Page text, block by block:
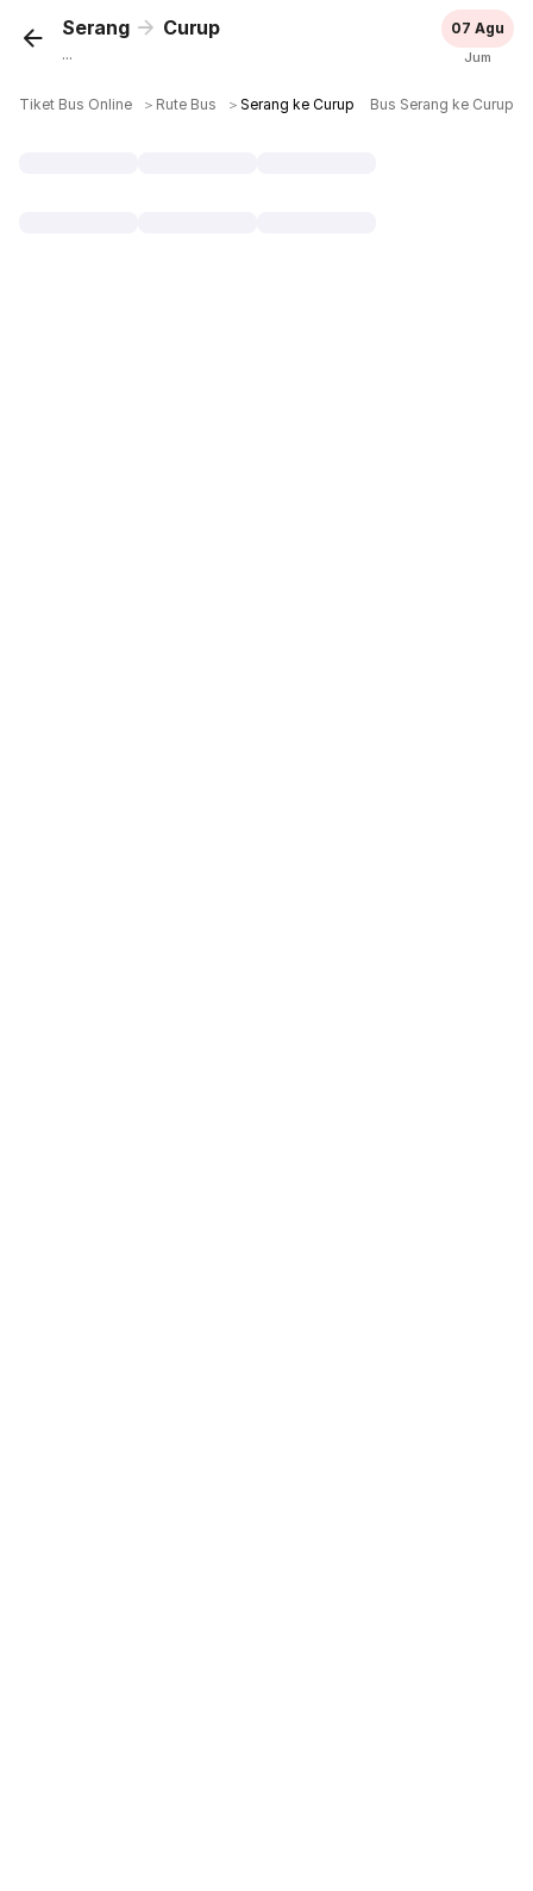
Serang Curup
...
07 Agu
Jum
Tiket Bus Online ＞ Rute Bus ＞ Serang ke Curup Bus Serang ke Curup